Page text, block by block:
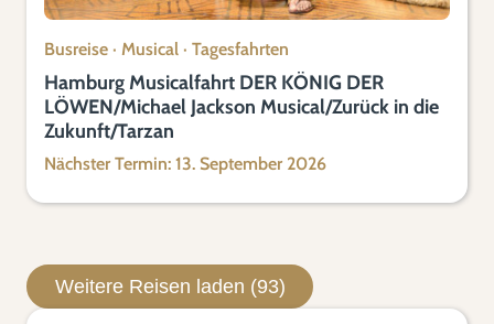
Busreise · Musical · Tagesfahrten
Hamburg Musicalfahrt DER KÖNIG DER
LÖWEN/Michael Jackson Musical/Zurück in die
Zukunft/Tarzan
Nächster Termin: 13. September 2026
Weitere Reisen laden (93)